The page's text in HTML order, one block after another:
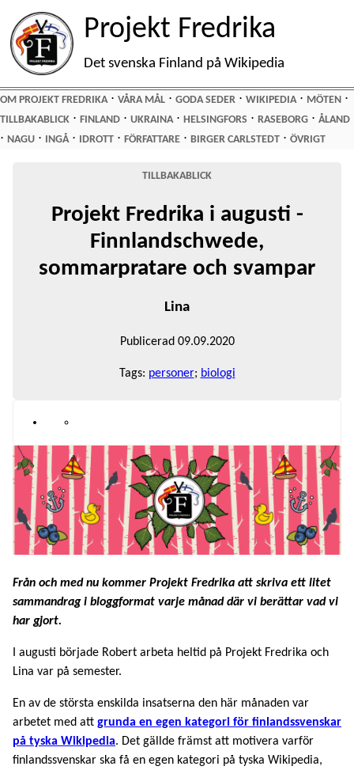
Projekt Fredrika
Det svenska Finland på Wikipedia
OM PROJEKT FREDRIKA⋅ VÅRA MÅL ⋅ GODA SEDER ⋅ WIKIPEDIA⋅ MÖTEN ⋅
TILLBAKABLICK ⋅ FINLAND ⋅ UKRAINA⋅ HELSINGFORS ⋅ RASEBORG ⋅ ÅLAND
⋅ NAGU ⋅ INGÅ⋅ IDROTT ⋅ FÖRFATTARE ⋅ BIRGER CARLSTEDT ⋅ ÖVRIGT
TILLBAKABLICK
Projekt Fredrika i augusti -
Finnlandschwede,
sommarpratare och svampar
Lina
Publicerad 09.09.2020
Tags: personer; biologi
Från och med nu kommer Projekt Fredrika att skriva ett litet
sammandrag i bloggformat varje månad där vi berättar vad vi
har gjort.
I augusti började Robert arbeta heltid på Projekt Fredrika och
Lina var på semester.
En av de största enskilda insatserna den här månaden var
arbetet med att grunda en egen kategori för finlandssvenskar
på tyska Wikipedia. Det gällde främst att motivera varför
finlandssvenskar ska få en egen kategori på tyska Wikipedia,